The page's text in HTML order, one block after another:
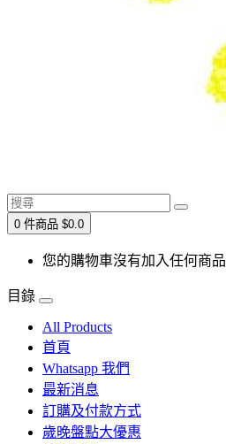
0 件商品 $0.0
您的購物車沒有加入任何商品
目錄
All Products
首頁
Whatsapp 我們
最新消息
訂購及付款方式
歲晚盤點大優惠